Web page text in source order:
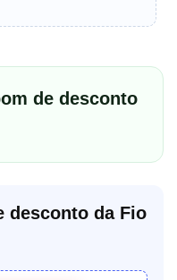
de desconto
desconto da Fio